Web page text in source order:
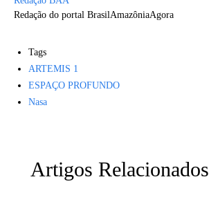
Redação do portal BrasilAmazôniaAgora
Tags
ARTEMIS 1
ESPAÇO PROFUNDO
Nasa
Artigos Relacionados